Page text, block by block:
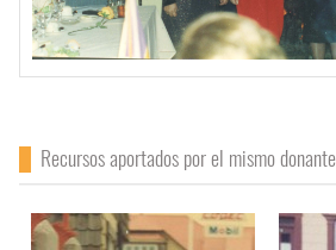
Recursos aportados por el mismo donante